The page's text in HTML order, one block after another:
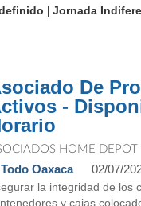
Jornada
De
-
HOME DEPOT
Todo Oaxaca 02/07/
la integridad de los
y cajas